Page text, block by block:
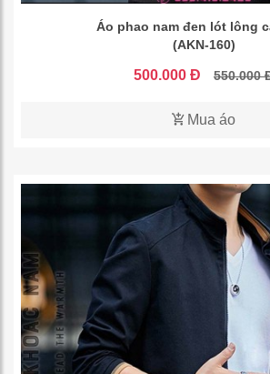
Áo phao nam đen lót lông
(AKN-160)
500.000 Đ 550.000
Mua áo